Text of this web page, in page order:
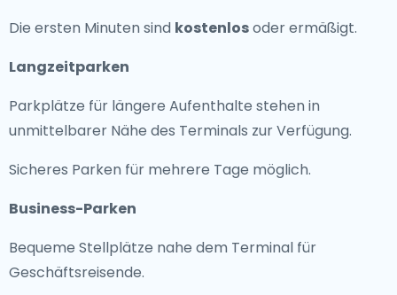
Die ersten Minuten sind kostenlosoder ermäßigt.
Langzeitparken
Parkplätze für längere Aufenthalte stehen in
unmittelbarer Nähe des Terminals zur Verfügung.
Sicheres Parken für mehrere Tage möglich.
Business-Parken
Bequeme Stellplätze nahe dem Terminal für
Geschäftsreisende.